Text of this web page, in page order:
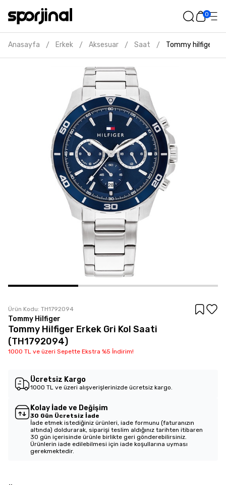
0
Anasayfa / Erkek / Aksesuar / Saat / Tommy hilfiger
Ürün Kodu: TH1792094
Tommy Hilfiger
Tommy Hilfiger Erkek Gri Kol Saati
(TH1792094)
1000 TL ve üzeri Sepette Ekstra %5 İndirim!
Ücretsiz Kargo
1000 TL ve üzeri alışverişlerinizde ücretsiz kargo.
Kolay İade ve Değişim
30 Gün Ücretsiz İade
İade etmek istediğiniz ürünleri, iade formunu (faturanızın
altında) doldurarak, siparişi teslim aldığınız tarihten itibaren
30 gün içerisinde ürünle birlikte geri gönderebilirsiniz.
Ürünlerin iade edilebilmesi için iade koşullarına uyması
gerekmektedir.